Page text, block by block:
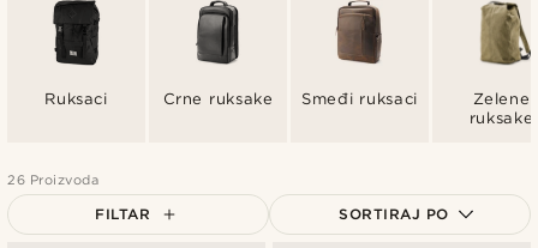
Ruksaci Crne ruksake Smeđi ruksaci
Zelene
ruksake
26 Proizvoda
FILTAR SORTIRAJ PO